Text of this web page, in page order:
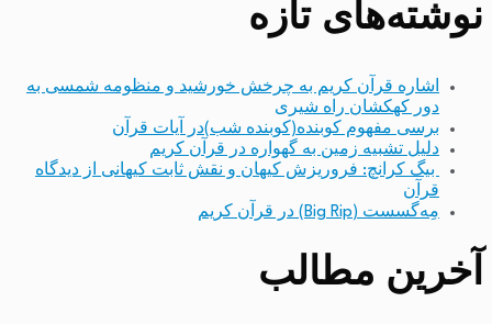
نوشته‌های تازه
اشاره قرآن کریم به چرخش خورشید و منظومه شمسی به
دور کهکشان راه شیری
برسی مفهوم کوبنده(کوبنده شب)در آیات قرآن
دلیل تشبیه زمین به گهواره در قرآن کریم
بیگ کرانچ: فروریزش کیهان و نقش ثابت کیهانی از دیدگاه
قرآن
مِه‌گسست (Big Rip) در قرآن کریم
آخرین مطالب